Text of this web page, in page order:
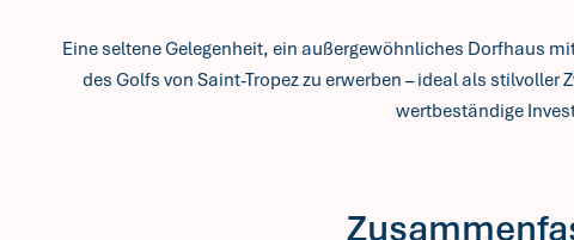
Eine seltene Gelegenheit, ein außergewöhnliches Dorfhaus
des Golfs von Saint-Tropez zu erwerben – ideal als
wertbeständige